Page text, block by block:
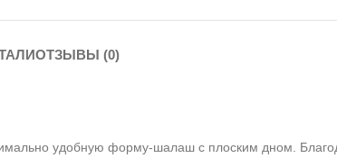
ОТЗЫВЫ (0)
удобную форму-шалаш с плоским дном.